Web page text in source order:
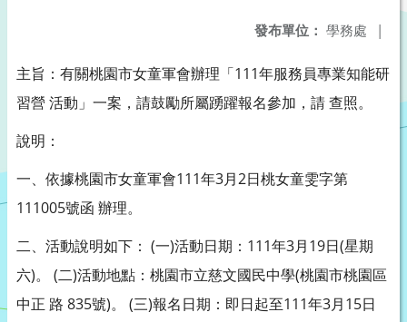
發布單位： 學務處 |
主旨：有關桃園市女童軍會辦理「111年服務員專業知能研
習營 活動」一案，請鼓勵所屬踴躍報名參加，請 查照。
說明：
一、依據桃園市女童軍會111年3月2日桃女童雯字第
111005號函 辦理。
二、活動說明如下： (一)活動日期：111年3月19日(星期
六)。 (二)活動地點：桃園市立慈文國民中學(桃園市桃園區
中正 路 835號)。 (三)報名日期：即日起至111年3月15日